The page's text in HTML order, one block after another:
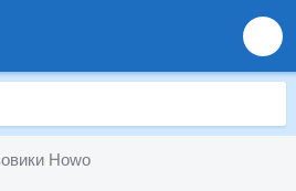
Howo